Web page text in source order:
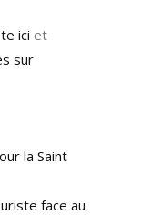
ici et
sur
la Saint
face au